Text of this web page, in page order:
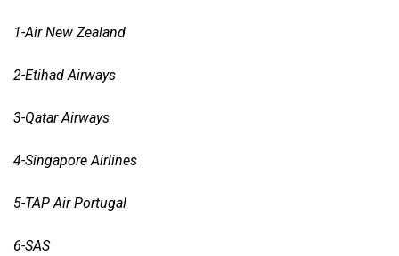
1-Air New Zealand
2-Etihad Airways
3-Qatar Airways
4-Singapore Airlines
5-TAP Air Portugal
6-SAS